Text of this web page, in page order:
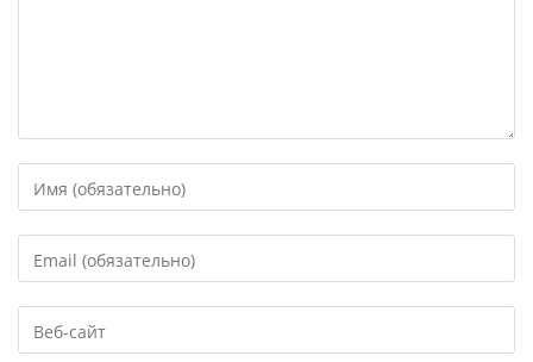
свое
или
имя
чтобы
прокомментировать
свой
адрес,
чтобы
URL